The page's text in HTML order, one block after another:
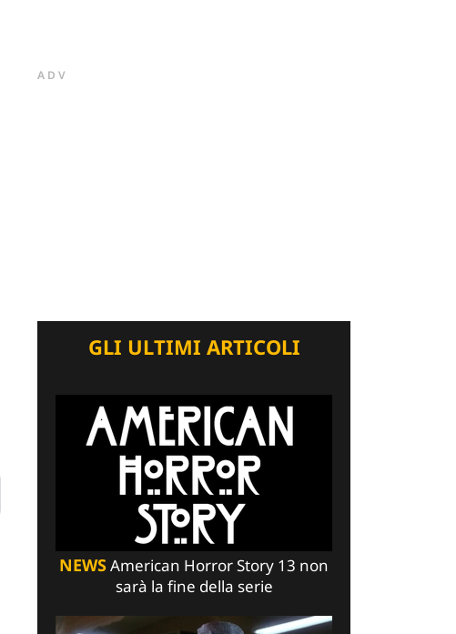
ADV
GLI ULTIMI ARTICOLI
NEWSAmerican Horror Story 13 non
sarà la fine della serie